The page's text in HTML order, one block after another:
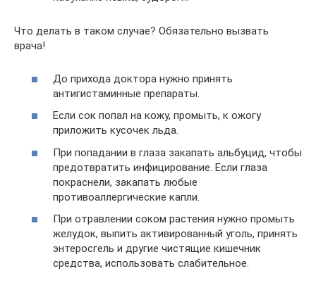
Что делать в таком случае? Обязательно вызвать
врача!
До прихода доктора нужно принять
антигистаминные препараты.
Если сок попал на кожу, промыть, к ожогу
приложить кусочек льда.
При попадании в глаза закапать альбуцид, чтобы
предотвратить инфицирование. Если глаза
покраснели, закапать любые
противоаллергические капли.
При отравлении соком растения нужно промыть
желудок, выпить активированный уголь, принять
энтеросгель и другие чистящие кишечник
средства, использовать слабительное.